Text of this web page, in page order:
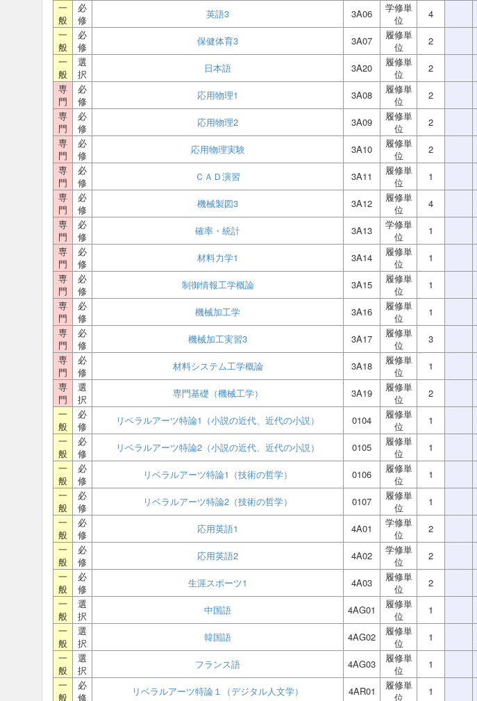
一
般
必
修
英語3 3A06
学修単
位
4
一
般
必
修
保健体育3 3A07
履修単
位
2
一
般
選
択
日本語 3A20
履修単
位
2
専
門
必
修
応用物理1 3A08
履修単
位
2
専
門
必
修
応用物理2 3A09
履修単
位
2
専
門
必
修
応用物理実験 3A10
履修単
位
2
専
門
必
修
ＣＡＤ演習 3A11
履修単
位
1
専
門
必
修
機械製図3 3A12
履修単
位
4
専
門
必
修
確率・統計 3A13
学修単
位
1
専
門
必
修
材料力学1 3A14
履修単
位
1
専
門
必
修
制御情報工学概論 3A15
履修単
位
1
専
門
必
修
機械加工学 3A16
履修単
位
1
専
門
必
修
機械加工実習3 3A17
履修単
位
3
専
門
必
修
材料システム工学概論 3A18
履修単
位
1
専
門
選
択
専門基礎（機械工学） 3A19
履修単
位
2
一
般
必
修
リベラルアーツ特論1（小説の近代、近代の小説） 0104
履修単
位
1
一
般
必
修
リベラルアーツ特論2（小説の近代、近代の小説） 0105
履修単
位
1
一
般
必
修
リベラルアーツ特論1（技術の哲学） 0106
履修単
位
1
一
般
必
修
リベラルアーツ特論2（技術の哲学） 0107
履修単
位
1
一
般
必
修
応用英語1 4A01
学修単
位
2
一
般
必
修
応用英語2 4A02
学修単
位
2
一
般
必
修
生涯スポーツ1 4A03
履修単
位
2
一
般
選
択
中国語 4AG01
履修単
位
1
一
般
選
択
韓国語 4AG02
履修単
位
1
一
般
選
択
フランス語 4AG03
履修単
位
1
一
般
必
修
リベラルアーツ特論１（デジタル人文学） 4AR01
履修単
位
1